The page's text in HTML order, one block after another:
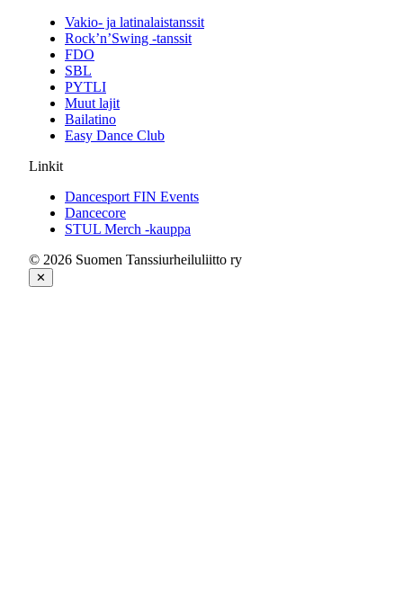
Vakio- ja latinalaistanssit
Rock’n’Swing -tanssit
FDO
SBL
PYTLI
Muut lajit
Bailatino
Easy Dance Club
Linkit
Dancesport FIN Events
Dancecore
STUL Merch -kauppa
© 2026 Suomen Tanssiurheiluliitto ry
✕